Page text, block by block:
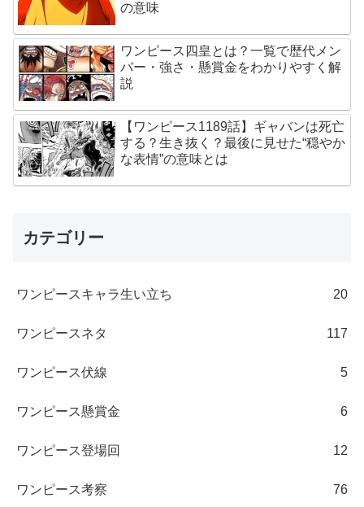
の意味
ワンピース四皇とは？一覧で歴代メン
バー・強さ・懸賞金をわかりやすく解
説
【ワンピース1189話】ギャバンは死亡
する？生き抜く？最後に見せた“穏やか
な表情”の意味とは
カテゴリー
ワンピースキャラ生い立ち 20
ワンピースネタ 117
ワンピース伏線 5
ワンピース懸賞金 6
ワンピース登場回 12
ワンピース考察 76